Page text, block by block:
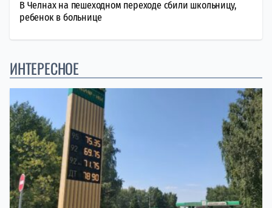
В Челнах на пешеходном переходе сбили школьницу,
ребенок в больнице
ИНТЕРЕСНОЕ